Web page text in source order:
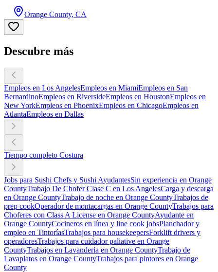
Orange County, CA
Descubre más
Empleos en Los AngelesEmpleos en MiamiEmpleos en San
BernardinoEmpleos en RiversideEmpleos en HoustonEmpleos en
New YorkEmpleos en PhoenixEmpleos en ChicagoEmpleos en
AtlantaEmpleos en Dallas
Tiempo completo Costura
Jobs para Sushi Chefs y Sushi AyudantesSin experiencia en Orange
CountyTrabajo De Chofer Clase C en Los AngelesCarga y descarga
en Orange CountyTrabajo de noche en Orange CountyTrabajos de
prep cookOperador de montacargas en Orange CountyTrabajos para
Choferes con Class A License en Orange CountyAyudante en
Orange CountyCocineros en línea y line cook jobsPlanchador y
empleo en TintoríasTrabajos para housekeepersForklift drivers y
operadoresTrabajos para cuidador paliative en Orange
CountyTrabajos en Lavandería en Orange CountyTrabajo de
Lavaplatos en Orange CountyTrabajos para pintores en Orange
County